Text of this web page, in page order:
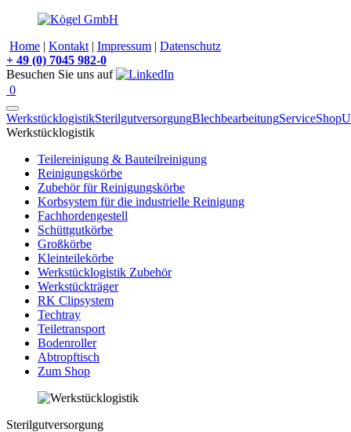
Home | Kontakt | Impressum | Datenschutz
+ 49 (0) 7045 982-0
Besuchen Sie uns auf
0
WerkstücklogistikSterilgutversorgungBlechbearbeitungServiceShop
Werkstücklogistik
Teilereinigung & Bauteilreinigung
Reinigungskörbe
Zubehör für Reinigungskörbe
Korbsystem für die industrielle Reinigung
Fachhordengestell
Schüttgutkörbe
Großkörbe
Kleinteilekörbe
Werkstücklogistik Zubehör
Werkstückträger
RK Clipsystem
Techtray
Teiletransport
Bodenroller
Abtropftisch
Zum Shop
Sterilgutversorgung